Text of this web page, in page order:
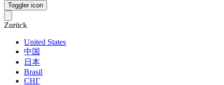
Toggler icon
Zurück
United States
中国
日本
Brasil
СНГ